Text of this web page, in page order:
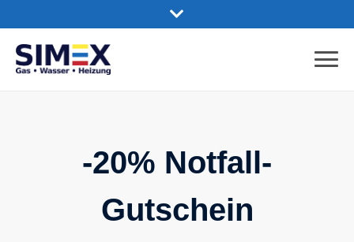
-20% Notfall-
Gutschein